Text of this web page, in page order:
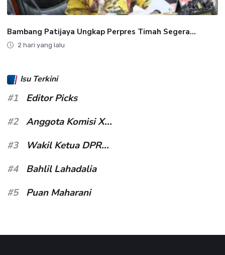
Bambang Patijaya Ungkap Perpres Timah Segera...
2 hari yang lalu
Isu Terkini
#1
Editor Picks
#2
Anggota Komisi X...
#3
Wakil Ketua DPR...
#4
Bahlil Lahadalia
#5
Puan Maharani